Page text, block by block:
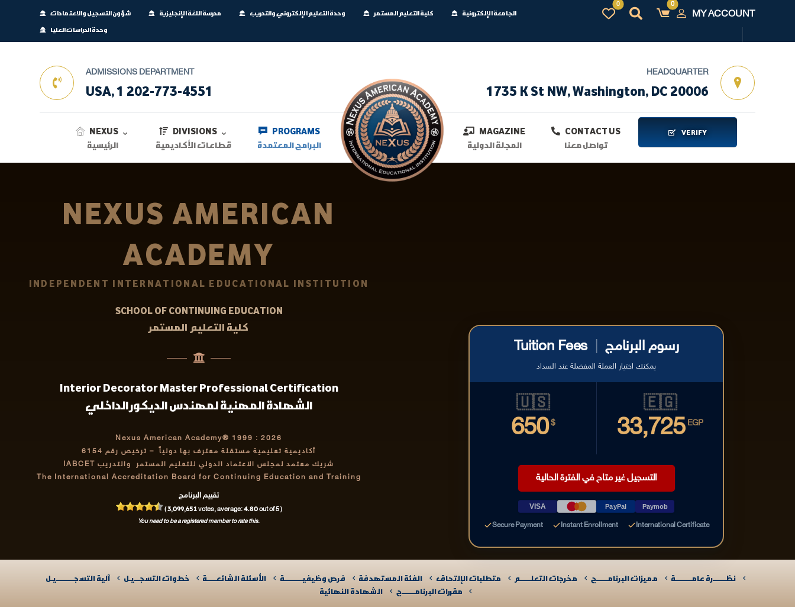
شؤون التسجيل والاعتمادات مدرسة اللغة الإنجليزية وحدة التعليم الإلكتروني والتدريب كلية التعليم المستمر
الجامعة الإلكترونية
وحدة الدراسات العليا
MY ACCOUNT
ADMISSIONS DEPARTMENT
USA, 1 202-773-4551
HEADQUARTER
1735 K St NW, Washington, DC 20006
NEXUS
الرئيسية
DIVISIONS
قطاعات الأكاديمية
PROGRAMS
البرامج المعتمدة
MAGAZINE
المجلة الدولية
CONTACT US
تواصل معنا
VERIFY
NEXUS AMERICAN
ACADEMY
INDEPENDENT INTERNATIONAL EDUCATIONAL INSTITUTION
SCHOOL OF CONTINUING EDUCATION
كلية التعليم المستمر
Interior Decorator Master Professional Certification
الشهادة المهنية لمهندس الديكور الداخلي
Nexus American Academy® 1999 : 2026
أكاديمية تعليمية مستقلة معترف بها دولياً
– ترخيص رقم 6154
شريك معتمد لمجلس الاعتماد الدولي للتعليم المستمر والتدريب IABCET
The International Accreditation Board for Continuing Education and Training
تقييم البرنامج
(3,099,651votes, average:4.80out of 5 )
You need to be a registered member to rate this.
Tuition Fees رسوم البرنامج
يمكنك اختيار العملة المفضلة عند السداد
🇺🇸
650 $
🇪🇬
33,725 EGP
التسجيل غير متاح في الفترة الحالية
VISA PayPal Paymob
Secure Payment Instant Enrollment International Certificate
نظـــــــرة عامـــــــــة مميزات البرنامــــــج مخرجات التعلــــــم متطلبات الإلتحاق الفئة المستهدفة فرص وظيفيــــــــــة الأسئلة الشائعـــــة خطوات التسجـــيـل
آلية التسجــــــــــيـل​
مقررات البرنامـــــــج
الشهادة النهائية